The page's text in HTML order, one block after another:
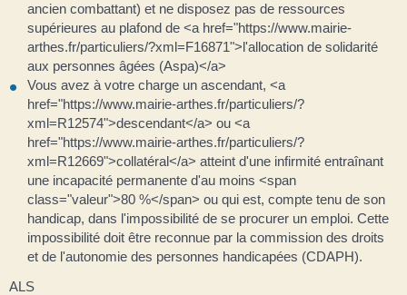
ancien combattant) et ne disposez pas de ressources
supérieures au plafond de <a href="https://www.mairie-
arthes.fr/particuliers/?xml=F16871">l'allocation de solidarité
aux personnes âgées (Aspa)</a>
Vous avez à votre charge un ascendant, <a
href="https://www.mairie-arthes.fr/particuliers/?
xml=R12574">descendant</a> ou <a
href="https://www.mairie-arthes.fr/particuliers/?
xml=R12669">collatéral</a> atteint d'une infirmité entraînant
une incapacité permanente d'au moins <span
class="valeur">80 %</span> ou qui est, compte tenu de son
handicap, dans l'impossibilité de se procurer un emploi. Cette
impossibilité doit être reconnue par la commission des droits
et de l'autonomie des personnes handicapées (CDAPH).
ALS